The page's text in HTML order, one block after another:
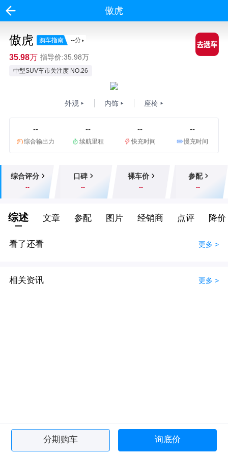
傲虎
傲虎 购车指南 --分
35.98万 指导价:35.98万
中型SUV车市关注度 NO.26
外观 内饰 座椅
--
综合输出力
--
续航里程
--
快充时间
--
慢充时间
综合评分
--
口碑
--
裸车价
--
参配
--
综述 文章 参配 图片 经销商 点评 降价
看了还看 更多 >
相关资讯 更多 >
分期购车 询底价